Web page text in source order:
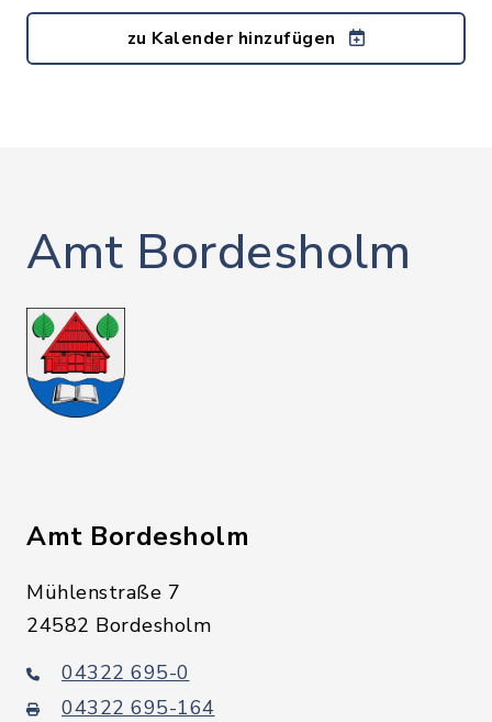
zu Kalender hinzufügen
Amt Bordesholm
Amt Bordesholm
Mühlenstraße 7
24582 Bordesholm
04322 695-0
04322 695-164